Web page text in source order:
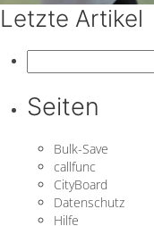
Letzte Artikel
nach:
Seiten
Bulk-Save
callfunc
CityBoard
Datenschutz
Hilfe